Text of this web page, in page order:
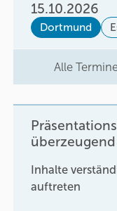
15.10.2026
Dortmund
Alle
Inhalte
auftreten